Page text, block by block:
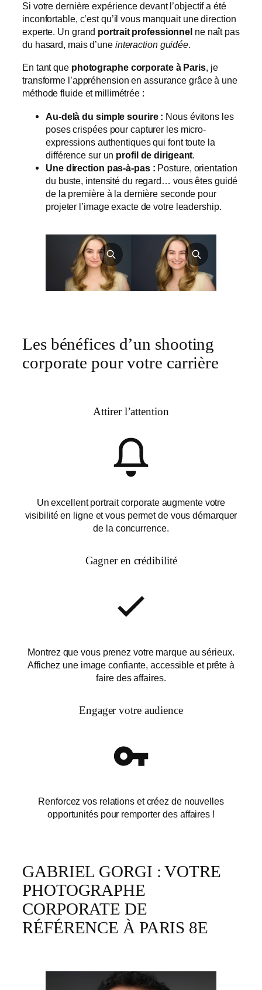
Si votre dernière expérience devant l’objectif a été
inconfortable, c’est qu’il vous manquait une direction
experte. Un grand portrait professionnel ne naît pas
du hasard, mais d’une interaction guidée.
En tant que photographe corporate à Paris, je
transforme l’appréhension en assurance grâce à une
méthode fluide et millimétrée :
Au-delà du simple sourire : Nous évitons les
poses crispées pour capturer les micro-
expressions authentiques qui font toute la
différence sur un profil de dirigeant.
Une direction pas-à-pas : Posture, orientation
du buste, intensité du regard… vous êtes guidé
de la première à la dernière seconde pour
projeter l’image exacte de votre leadership.
Les bénéfices d’un shooting
corporate pour votre carrière
Attirer l’attention
Un excellent portrait corporate augmente votre
visibilité en ligne et vous permet de vous démarquer
de la concurrence.
Gagner en crédibilité
Montrez que vous prenez votre marque au sérieux.
Affichez une image confiante, accessible et prête à
faire des affaires.
Engager votre audience
Renforcez vos relations et créez de nouvelles
opportunités pour remporter des affaires !
GABRIEL GORGI : VOTRE
PHOTOGRAPHE
CORPORATE DE
RÉFÉRENCE À PARIS 8E